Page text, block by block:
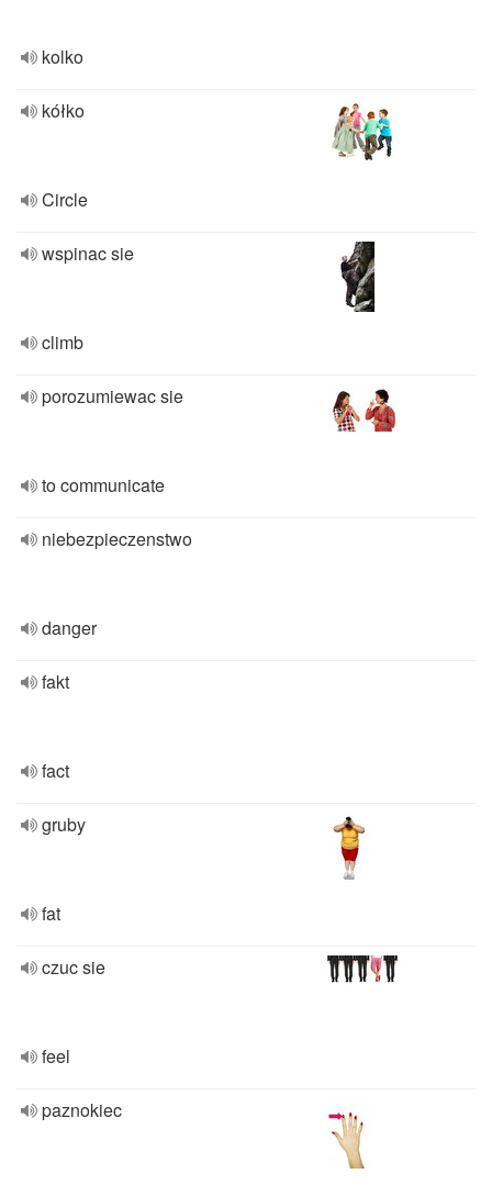
kolko
kółko
Circle
wspinac sie
climb
porozumiewac sie
to communicate
niebezpieczenstwo
danger
fakt
fact
gruby
fat
czuc sie
feel
paznokiec